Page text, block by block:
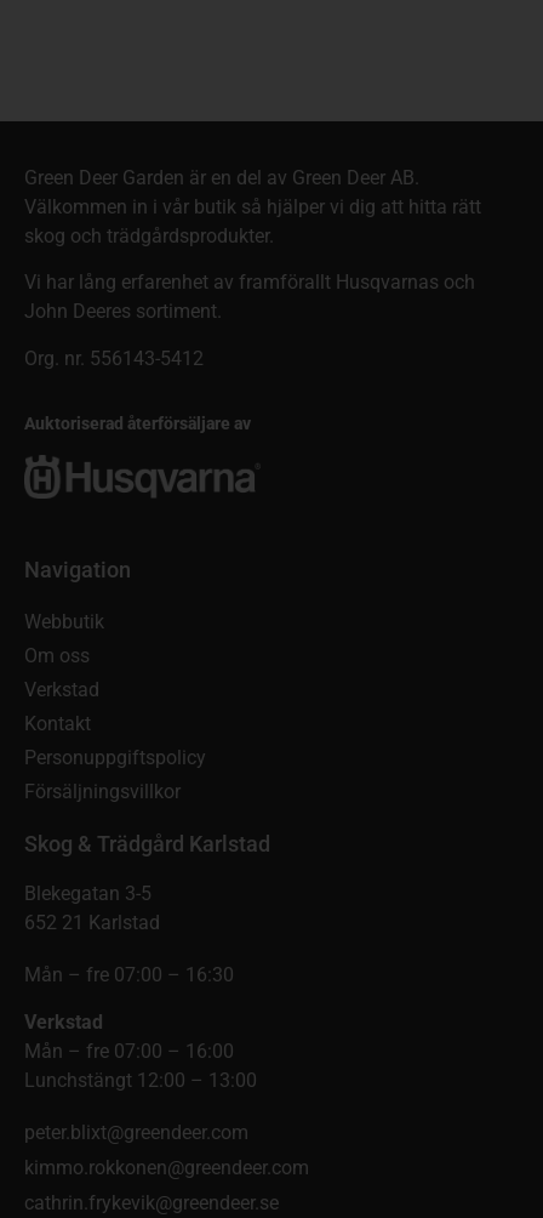
Green Deer Garden är en del av Green Deer AB.
Välkommen in i vår butik så hjälper vi dig att hitta rätt
skog och trädgårdsprodukter.
Vi har lång erfarenhet av framförallt Husqvarnas och
John Deeres sortiment.
Org. nr. 556143-5412
Auktoriserad återförsäljare av
Navigation
Webbutik
Om oss
Verkstad
Kontakt
Personuppgiftspolicy
Försäljningsvillkor
Skog & Trädgård Karlstad
Blekegatan 3-5
652 21 Karlstad
Mån – fre 07:00 – 16:30
Verkstad
Mån – fre 07:00 – 16:00
Lunchstängt 12:00 – 13:00
peter.blixt@greendeer.com
kimmo.rokkonen@greendeer.com
cathrin.frykevik@greendeer.se